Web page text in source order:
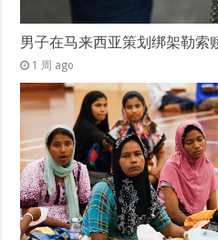
男子在马来西亚策划绑架勒索
1 周 ago